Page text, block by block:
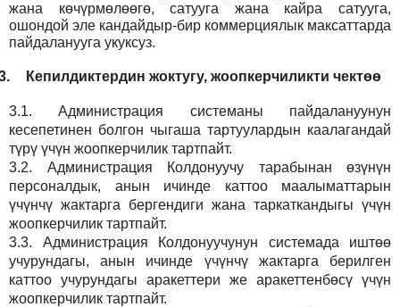
жана көчүрмөлөөгө, сатууга жана кайра сатууга,
ошондой эле кандайдыр-бир коммерциялык максаттарда
пайдаланууга укуксуз.
Кепилдиктердин жоктугу, жоопкерчиликти чектөө
3.1.Администрация системаны пайдалануунун
кесепетинен болгон чыгаша тартуулардын каалагандай
түрү үчүн жоопкерчилик тартпайт.
3.2. Администрация
Колдонуучу тарабынан өзүнүн
персоналдык, анын ичинде каттоо маалыматтарын
үчүнчү жактарга бергендиги жана таркаткандыгы үчүн
жоопкерчилик тартпайт.
3.3. Администрация Колдонуучунун системада иштөө
учурундагы, анын ичинде үчүнчү жактарга берилген
каттоо учурундагы аракеттери же аракеттенбөсү үчүн
жоопкерчилик тартпайт.